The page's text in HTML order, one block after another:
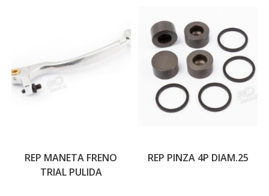
REP MANETA FRENO
TRIAL PULIDA
REP PINZA 4P DIAM.25